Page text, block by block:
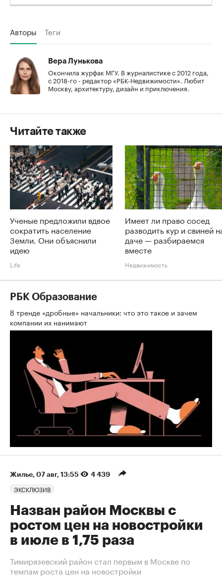
Авторы Теги
Вера Лунькова
Окончила журфак МГУ. В журналистике с 2012 года,
с 2018-го - редактор «РБК-Недвижимости». Любит
Москву, архитектуру, дизайн и приключения.
Читайте также
Ученые предложили вдвое
сократить население
Земли. Они объяснили
идею
Life
Имеет ли право сосед
разводить кур и свиней
даче — разбираемся
вместе
Недвижимость
РБК Образование
В тренде «дробные» начальники: что это такое и зачем
компании их нанимают
Жилье⁠, 07 авг, 13:55 4 439
ЭКСКЛЮЗИВ
Назван район Москвы с
ростом цен на новостройки
в июле в 1,75 раза
Тимирязевский район стал первым в Москве по
темпам роста цен на новостройки